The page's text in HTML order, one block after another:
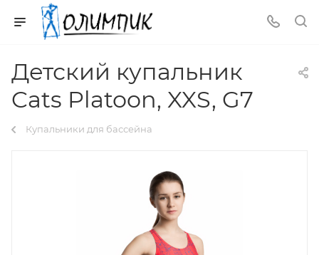
Детский купальник
Cats Platoon, XXS, G7
Купальники для бассейна